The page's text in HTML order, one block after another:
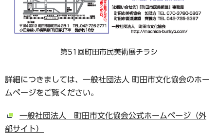
第51回町田市民美術展チラシ
詳細につきましては、一般社団法人 町田市文化協会のホー
ムページをご覧ください。
一般社団法人 町田市文化協会公式ホームページ（外
部サイト）